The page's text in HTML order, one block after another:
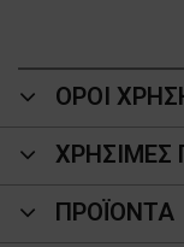
ΟΡΟΙ
ΧΡΗΣΙΜΕΣ
ΠΡΟΪΌΝΤΑ